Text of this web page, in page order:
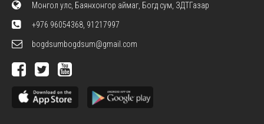
Монгол улс, Баянхонгор аймаг, Богд сум, ЗДТГазар
+976 96054368, 91217997
bogdsumbogdsum@gmail.com